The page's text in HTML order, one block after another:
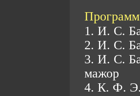
1. И. С.
2. И. С.
3. И. С.
мажор
4. К. Ф. Э.